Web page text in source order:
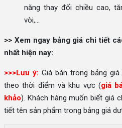
năng thay đổi chiều cao,
vòi,...
>> Xem ngay bảng giá chi tiết
nhất hiện nay:
>>>Lưu ý: Giá bán trong bảng
theo thời điểm và khu vực (giá
khảo). Khách hàng muốn biết giá
tiết tên sản phẩm trong bảng giá